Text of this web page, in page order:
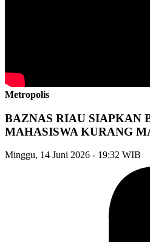
Metropolis
BAZNAS RIAU SIAPKAN
MAHASISWA KURANG
Minggu, 14 Juni 2026 - 19:32 WIB